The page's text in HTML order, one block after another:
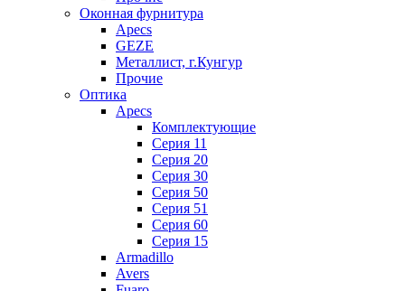
Оконная фурнитура
Apecs
GEZE
Металлист, г.Кунгур
Прочие
Оптика
Apecs
Комплектующие
Серия 11
Серия 20
Серия 30
Серия 50
Серия 51
Серия 60
Серия 15
Armadillo
Avers